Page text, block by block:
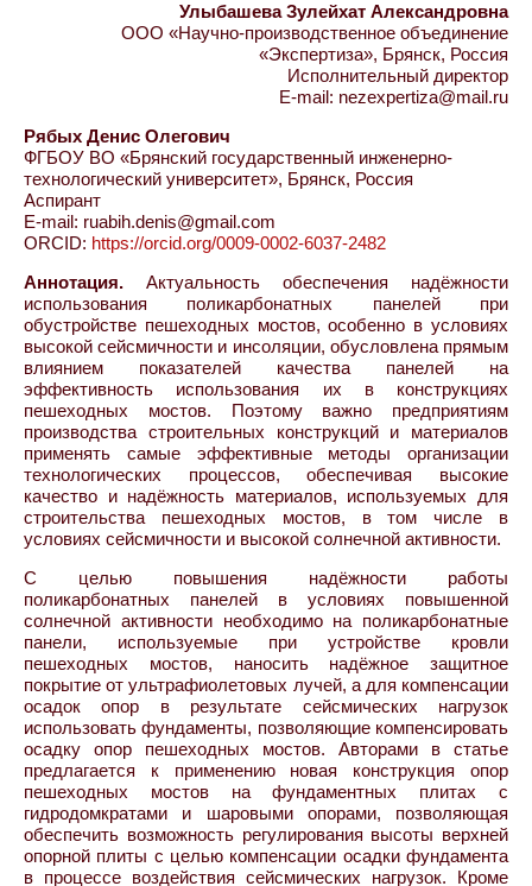
Улыбашева Зулейхат Александровна
ООО «Научно-производственное объединение
«Экспертиза», Брянск, Россия
Исполнительный директор
E-mail: nezexpertiza@mail.ru
Рябых Денис Олегович
ФГБОУ ВО «Брянский государственный инженерно-
технологический университет», Брянск, Россия
Аспирант
E-mail: ruabih.denis@gmail.com
ORCID: https://orcid.org/0009-0002-6037-2482
Аннотация. Актуальность обеспечения надёжности
использования поликарбонатных панелей при
обустройстве пешеходных мостов, особенно в условиях
высокой сейсмичности и инсоляции, обусловлена прямым
влиянием показателей качества панелей на
эффективность использования их в конструкциях
пешеходных мостов. Поэтому важно предприятиям
производства строительных конструкций и материалов
применять самые эффективные методы организации
технологических процессов, обеспечивая высокие
качество и надёжность материалов, используемых для
строительства пешеходных мостов, в том числе в
условиях сейсмичности и высокой солнечной активности.
С целью повышения надёжности работы
поликарбонатных панелей в условиях повышенной
солнечной активности необходимо на поликарбонатные
панели, используемые при устройстве кровли
пешеходных мостов, наносить надёжное защитное
покрытие от ультрафиолетовых лучей, а для компенсации
осадок опор в результате сейсмических нагрузок
использовать фундаменты, позволяющие компенсировать
осадку опор пешеходных мостов. Авторами в статье
предлагается к применению новая конструкция опор
пешеходных мостов на фундаментных плитах с
гидродомкратами и шаровыми опорами, позволяющая
обеспечить возможность регулирования высоты верхней
опорной плиты с целью компенсации осадки фундамента
в процессе воздействия сейсмических нагрузок. Кроме